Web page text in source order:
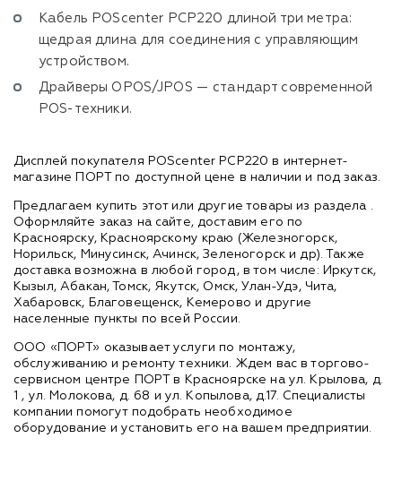
Кабель POScenter PCP220 длиной три метра:
щедрая длина для соединения с управляющим
устройством.
Драйверы OPOS/JPOS — стандарт современной
POS-техники.
Дисплей покупателя POScenter PCP220 в интернет-
магазине ПОРТ по доступной цене в наличии и под заказ.
Предлагаем купить этот или другие товары из раздела .
Оформляйте заказ на сайте, доставим его по
Красноярску, Красноярскому краю (Железногорск,
Норильск, Минусинск, Ачинск, Зеленогорск и др). Также
доставка возможна в любой город, в том числе: Иркутск,
Кызыл, Абакан, Томск, Якутск, Омск, Улан-Удэ, Чита,
Хабаровск, Благовещенск, Кемерово и другие
населенные пункты по всей России.
ООО «ПОРТ» оказывает услуги по монтажу,
обслуживанию и ремонту техники. Ждем вас в торгово-
сервисном центре ПОРТ в Красноярске на ул. Крылова, д.
1 , ул. Молокова, д. 68 и ул. Копылова, д.17. Специалисты
компании помогут подобрать необходимое
оборудование и установить его на вашем предприятии.